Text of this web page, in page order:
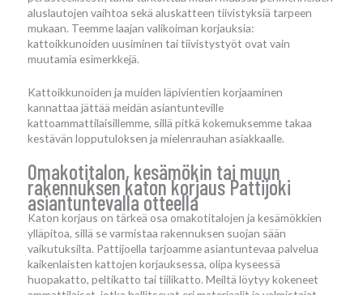
aluslautojen vaihtoa sekä aluskatteen tiivistyksiä tarpeen
mukaan. Teemme laajan valikoiman korjauksia:
kattoikkunoiden uusiminen tai tiivistystyöt ovat vain
muutamia esimerkkejä.
Kattoikkunoiden ja muiden läpivientien korjaaminen
kannattaa jättää meidän asiantunteville
kattoammattilaisillemme, sillä pitkä kokemuksemme takaa
kestävän lopputuloksen ja mielenrauhan asiakkaalle.
Omakotitalon, kesämökin tai muun
rakennuksen katon korjaus Pattijoki
asiantuntevalla otteella
Katon korjaus on tärkeä osa omakotitalojen ja kesämökkien
ylläpitoa, sillä se varmistaa rakennuksen suojan sään
vaikutuksilta. Pattijoella tarjoamme asiantuntevaa palvelua
kaikenlaisten kattojen korjauksessa, olipa kyseessä
huopakatto, peltikatto tai tiilikatto. Meiltä löytyy kokeneet